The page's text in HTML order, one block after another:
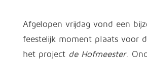
Afgelopen vrijdag vond een
feestelijk moment plaats voor
het project de Hofmeester.